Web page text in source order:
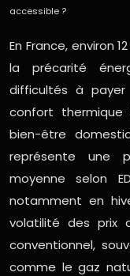
accessible ?
En France, environ
la précarité
difficultés à
confort thermique
bien-être
représente une
moyenne selon
notamment en
volatilité des prix
conventionnel,
comme le gaz